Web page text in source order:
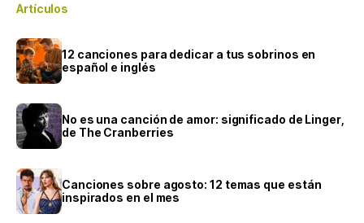
Artículos
12 canciones para dedicar a tus sobrinos en
español e inglés
No es una canción de amor: significado de Linger,
de The Cranberries
Canciones sobre agosto: 12 temas que están
inspirados en el mes